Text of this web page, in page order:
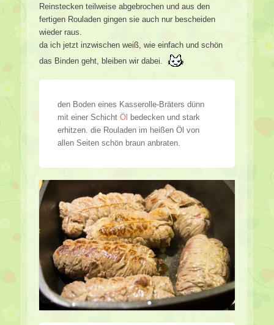
Reinstecken teilweise abgebrochen und aus den
fertigen Rouladen gingen sie auch nur bescheiden
wieder raus.
da ich jetzt inzwischen weiß, wie einfach und schön
das Binden geht, bleiben wir dabei.
den Boden eines Kasserolle-Bräters dünn
mit einer Schicht Öl bedecken und stark
erhitzen. die Rouladen im heißen Öl von
allen Seiten schön braun anbraten.